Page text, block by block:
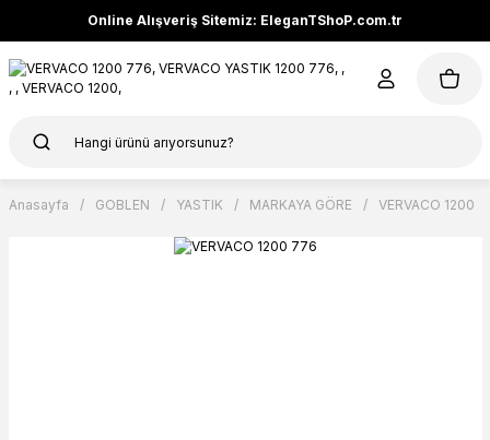
Online Alışveriş Sitemiz: EleganTShoP.com.tr
Anasayfa GOBLEN YASTIK MARKAYA GÖRE VERVACO 1200